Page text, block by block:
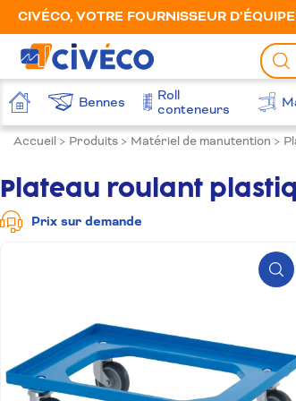
CIVÉCO, VOTRE FOURNISSEUR
un
Accueil Bennes
Roll
conteneurs
Accueil > Produits > Matériel de manutention >
Plateau roulant
Prix sur demande